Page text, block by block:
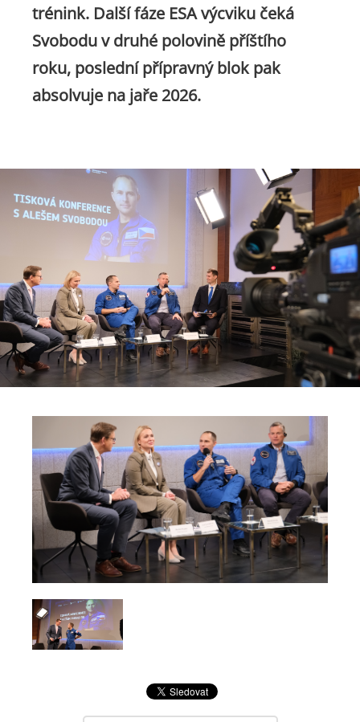
trénink. Další fáze ESA výcviku čeká
Svobodu v druhé polovině příštího
roku, poslední přípravný blok pak
absolvuje na jaře 2026.